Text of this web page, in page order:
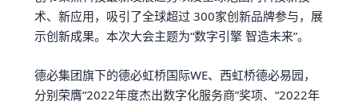
术、新应用，吸引了全球超过 300家创新品牌参与，展
示创新成果。本次大会主题为“数字引擎 智造未来”。
德必集团旗下的德必虹桥国际WE、西虹桥德必易园，
分别荣膺“2022年度杰出数字化服务商”奖项、“2022年